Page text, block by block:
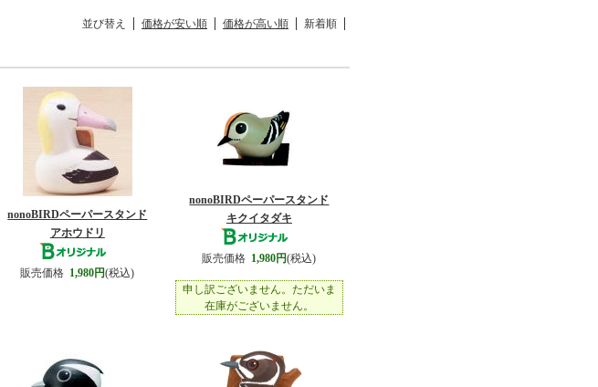
並び替え
価格が安い順 価格が高い順 新着順
nonoBIRDペーパースタンド
アホウドリ
販売価格 1,980円(税込)
nonoBIRDペーパースタンド
キクイタダキ
販売価格 1,980円(税込)
申し訳ございません。ただいま
在庫がございません。